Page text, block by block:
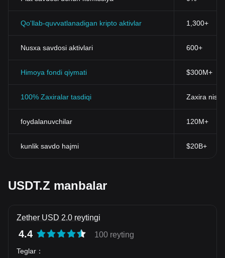
Qo'llab-quvvatlanadigan kripto aktivlar 1,300+
Nusxa savdosi aktivlari 600+
Himoya fondi qiymati $300M+
100% Zaxiralar tasdiqi Zaxira
foydalanuvchilar 120M+
kunlik savdo hajmi $20B+
USDT.Z manbalar
Zether USD 2.0 reytingi
4.4 100 reyting
Teglar ：